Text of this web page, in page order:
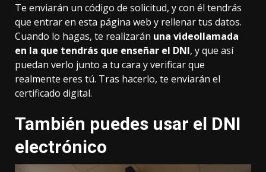
Te enviarán un código de solicitud, y con él tendrás
que entraren esta página web y rellenar tus datos.
Cuando lo hagas, te realizarán una videollamada
en la que tendrás que enseñar el DNI, y que así
puedan verlo junto a tu cara y verificar que
realmente eres tú. Tras hacerlo, te enviarán el
certificado digital.
También puedes usar el DNI
electrónico